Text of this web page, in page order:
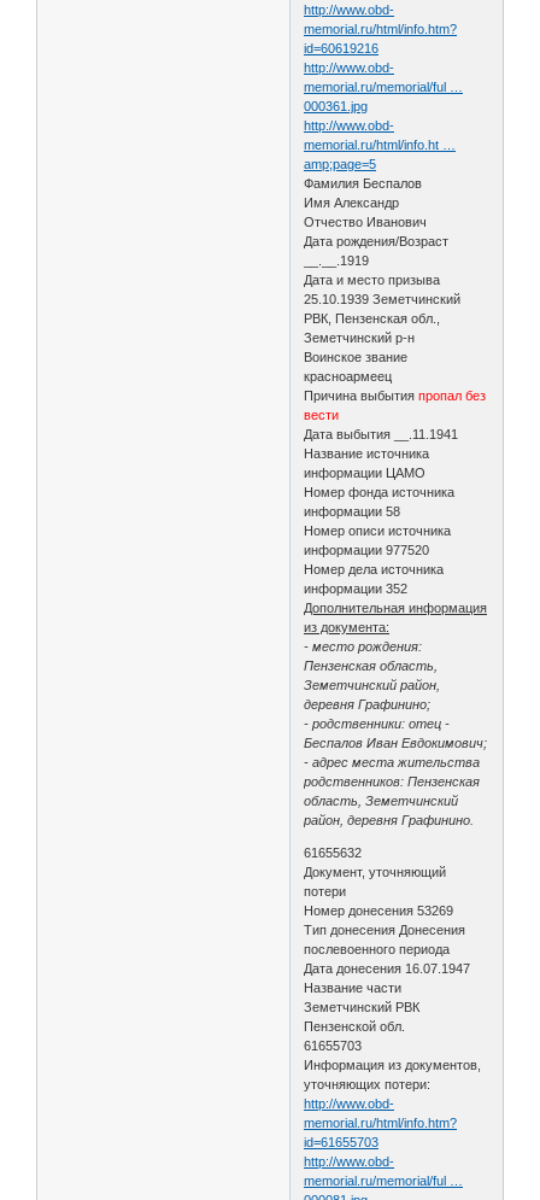
http://www.obd-
memorial.ru/html/info.htm?
id=60619216
http://www.obd-
memorial.ru/memorial/ful …
000361.jpg
http://www.obd-
memorial.ru/html/info.ht …
amp;page=5
Фамилия Беспалов
Имя Александр
Отчество Иванович
Дата рождения/Возраст
__.__.1919
Дата и место призыва
25.10.1939 Земетчинский
РВК, Пензенская обл.,
Земетчинский р-н
Воинское звание
красноармеец
Причина выбытияпропал без
вести
Дата выбытия __.11.1941
Название источника
информации ЦАМО
Номер фонда источника
информации 58
Номер описи источника
информации 977520
Номер дела источника
информации 352
Дополнительная информация
из документа:
- место рождения:
Пензенская область,
Земетчинский район,
деревня Графинино;
- родственники: отец -
Беспалов Иван Евдокимович;
- адрес места жительства
родственников: Пензенская
область, Земетчинский
район, деревня Графинино.
61655632
Документ, уточняющий
потери
Номер донесения 53269
Тип донесения Донесения
послевоенного периода
Дата донесения 16.07.1947
Название части
Земетчинский РВК
Пензенской обл.
61655703
Информация из документов,
уточняющих потери:
http://www.obd-
memorial.ru/html/info.htm?
id=61655703
http://www.obd-
memorial.ru/memorial/ful …